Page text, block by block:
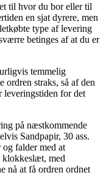
til hvor du bor eller til
en sjat dyrere, men
type af levering
betinges af at du er
temmelig
ordren straks, så af den
leveringstiden for det
på næstkommende
Sandpapir, 30 ass.
falder med at
klokkeslæt, med
nå at få ordren ordnet